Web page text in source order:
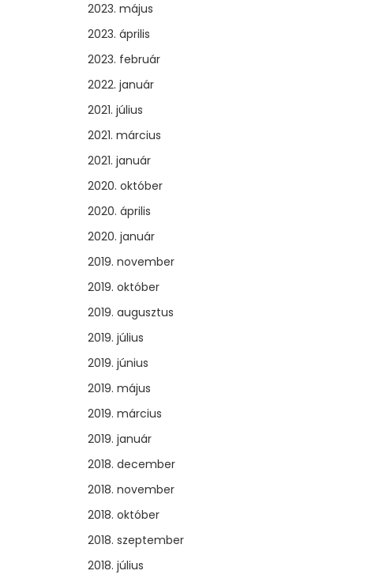
2023. május
2023. április
2023. február
2022. január
2021. július
2021. március
2021. január
2020. október
2020. április
2020. január
2019. november
2019. október
2019. augusztus
2019. július
2019. június
2019. május
2019. március
2019. január
2018. december
2018. november
2018. október
2018. szeptember
2018. július